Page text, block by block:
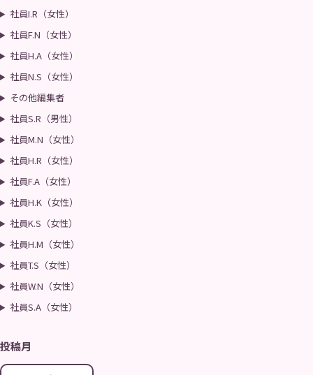
社員I.R（女性）
社員F.N（女性）
社員H.A（女性）
社員N.S（女性）
その他編集者
社員S.R（男性）
社員M.N（女性）
社員H.R（女性）
社員F.A（女性）
社員H.K（女性）
社員K.S（女性）
社員H.M（女性）
社員T.S（女性）
社員W.N（女性）
社員S.A（女性）
投稿月